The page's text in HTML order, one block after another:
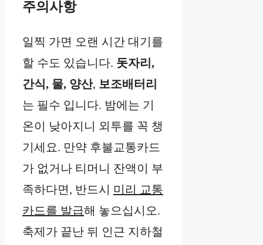
주의사항
일찍 가면 오랜 시간 대기를
할 수도 있습니다. 돗자리,
간식, 물, 양산, 보조배터리
는 필수 입니다. 밤에는 기
온이 낮아지니 외투를 꼭 챙
기세요. 만약 후불교통카드
가 없거나 티머니 잔액이 부
족하다면, 반드시 미리 교통
카드를 발급해 놓으십시오.
축제가 끝난 뒤 인근 지하철